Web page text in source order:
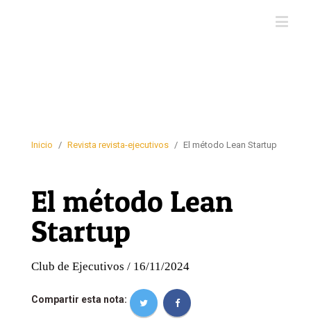
Inicio / Revista revista-ejecutivos / El método Lean Startup
El método Lean
Startup
Club de Ejecutivos / 16/11/2024
Compartir esta nota: